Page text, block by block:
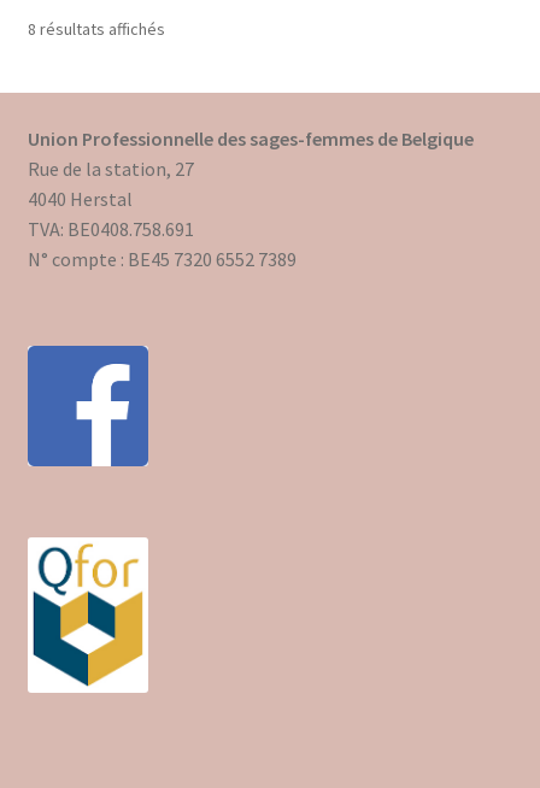
8 résultats affichés
Union Professionnelle des sages-femmes de Belgique
Rue de la station, 27
4040 Herstal
TVA: BE0408.758.691
N° compte : BE45 7320 6552 7389